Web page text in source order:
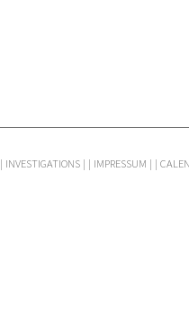
| INVESTIGATIONS | | IMPRESSUM | |